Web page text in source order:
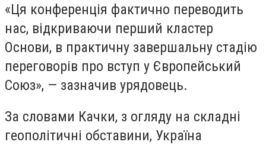
«Ця конференція фактично переводить
нас, відкриваючи перший кластер
Основи, в практичну завершальну стадію
переговорів про вступ у Європейський
Союз», — зазначив урядовець.
За словами Качки, з огляду на складні
геополітичні обставини, Україна